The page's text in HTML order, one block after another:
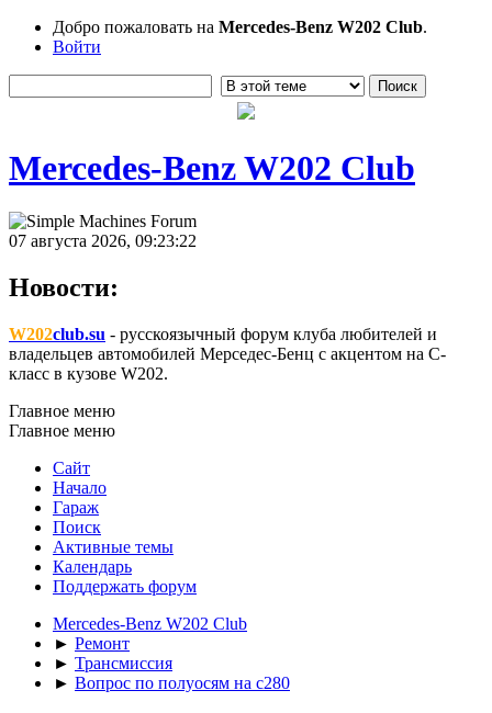
Добро пожаловать на Mercedes-Benz W202 Club.
Войти
Mercedes-Benz W202 Club
07 августа 2026, 09:23:22
Новости:
W202club.su - русскоязычный форум клуба любителей и
владельцев автомобилей Мерседес-Бенц с акцентом на C-
класс в кузове W202.
Главное меню
Главное меню
Сайт
Начало
Гараж
Поиск
Активные темы
Календарь
Поддержать форум
Mercedes-Benz W202 Club
► Ремонт
► Трансмиссия
► Вопрос по полуосям на c280